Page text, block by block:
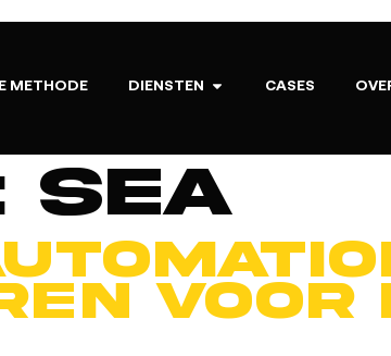
METHODE DIENSTEN CASES
SEA
voor